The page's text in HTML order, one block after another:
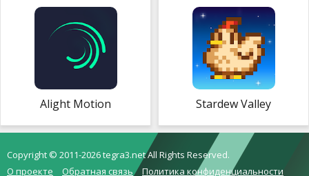
Alight Motion Stardew Valley
Copyright © 2011-2026 tegra3.net All Rights Reserved.
О проекте
Обратная связь Политика конфиденциальности